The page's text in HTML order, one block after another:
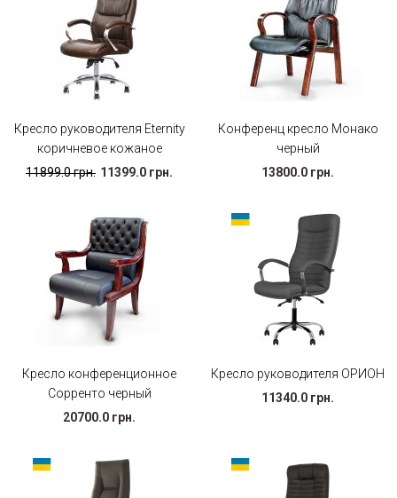
Кресло руководителя Eternity
коричневое кожаное
11899.0 грн. 11399.0 грн.
Конференц кресло Монако
черный
13800.0 грн.
Кресло конференционное
Сорренто черный
20700.0 грн.
Кресло руководителя ОРИОН
11340.0 грн.